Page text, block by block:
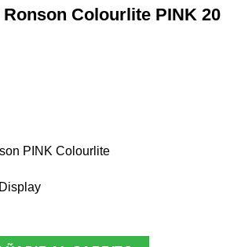
Agregar
a
Colourlite PINK 20
PINK Colourlite
Colourlite PINK 20 unidades cantidad